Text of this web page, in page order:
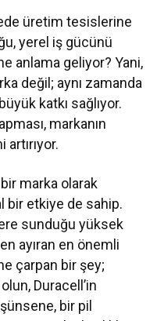
üretim tesislerine
yerel iş gücünü
anlama geliyor? Yani,
değil; aynı zamanda
katkı sağlıyor.
markanın
marka olarak
bir etkiye de sahip.
sunduğu yüksek
ayıran en önemli
çarpan bir şey;
Duracell’in
bir pil